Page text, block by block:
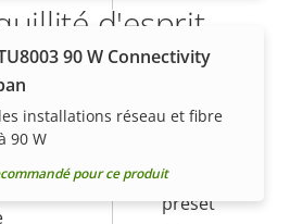
de
la
preset
90 W Connectivity
installations réseau et fibre
90 W
pour ce produit
d'esprit
de 5 ans offre des années de
et permet de contrôler les
caché dans les petits
exactement ce que nous